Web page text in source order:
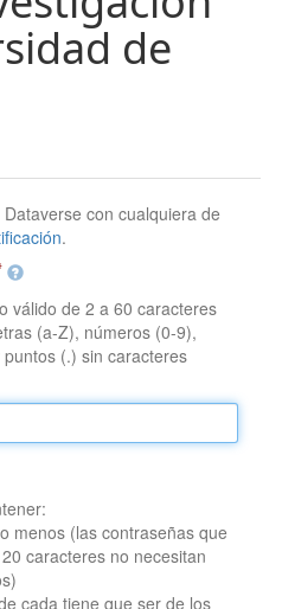
de
con cualquiera de
.
válido de 2 a 60 caracteres
(a-Z), números (0-9),
(.) sin caracteres
menos (las contraseñas que
caracteres no necesitan
cada tiene que ser de los